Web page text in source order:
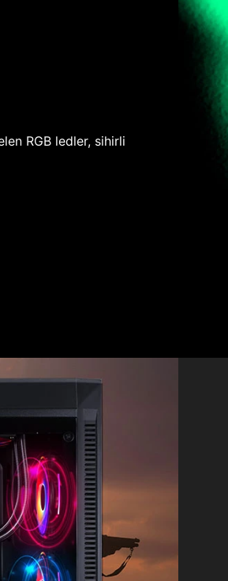
RGB ledler, sihirli